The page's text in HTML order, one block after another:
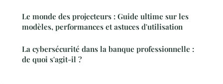
Le monde des projecteurs : Guide ultime sur les
modèles, performances et astuces d'utilisation
La cybersécurité dans la banque professionnelle :
de quoi s'agit-il ?